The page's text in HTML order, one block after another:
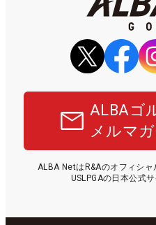
ALBAゴ
メルマ
ALBA NetはR&Aのオフィシ
USLPGAの日本公式